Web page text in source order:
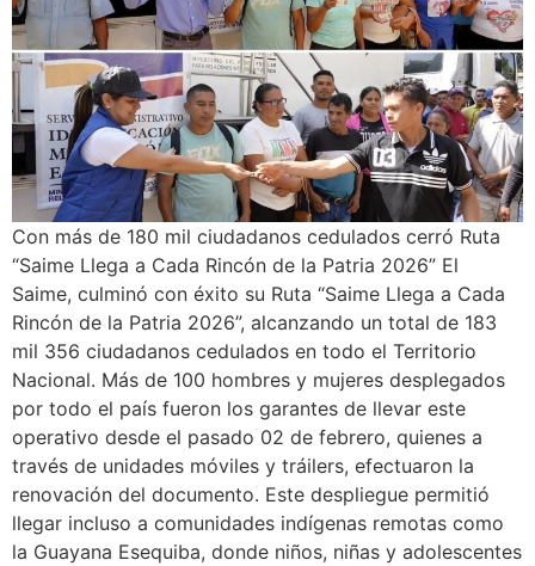
Con más de 180 mil ciudadanos cedulados cerró Ruta
“Saime Llega a Cada Rincón de la Patria 2026” El
Saime, culminó con éxito su Ruta “Saime Llega a Cada
Rincón de la Patria 2026”, alcanzando un total de 183
mil 356 ciudadanos cedulados en todo el Territorio
Nacional. Más de 100 hombres y mujeres desplegados
por todo el país fueron los garantes de llevar este
operativo desde el pasado 02 de febrero, quienes a
través de unidades móviles y tráilers, efectuaron la
renovación del documento. Este despliegue permitió
llegar incluso a comunidades indígenas remotas como
la Guayana Esequiba, donde niños, niñas y adolescentes